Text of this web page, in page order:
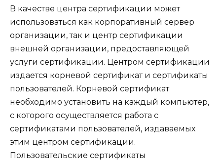
В качестве центра сертификации может
использоваться как корпоративный сервер
организации, так и центр сертификации
внешней организации, предоставляющей
услуги сертификации. Центром сертификации
издается корневой сертификат и сертификаты
пользователей. Корневой сертификат
необходимо установить на каждый компьютер,
с которого осуществляется работа с
сертификатами пользователей, издаваемых
этим центром сертификации.
Пользовательские сертификаты